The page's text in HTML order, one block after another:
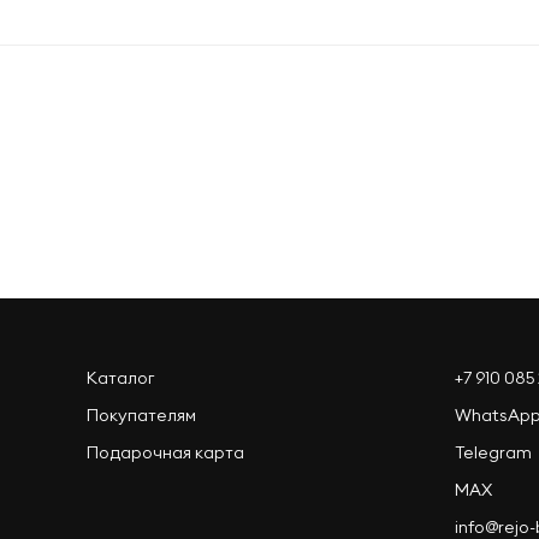
Каталог
Покупателям
Подарочная карта
+7 910 085
WhatsApp
Telegram
MAX